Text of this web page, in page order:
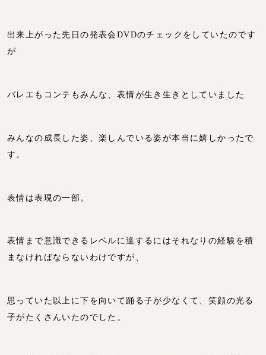
出来上がった先日の発表会DVDのチェックをしていたのです
が
バレエもコンテもみんな、表情が生き生きとしていました
みんなの成長した姿、楽しんでいる姿が本当に嬉しかったで
す。
表情は表現の一部。
表情まで意識できるレベルに達するにはそれなりの経験を積
まなければならないわけですが、
思っていた以上に下を向いて踊る子が少なくて、笑顔の光る
子がたくさんいたのでした。